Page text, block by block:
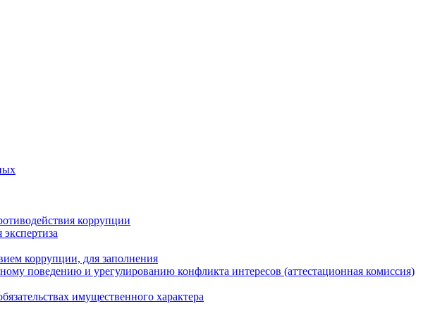
коррупции
коррупции, для заполнения
поведению и урегулированию конфликта интересов (аттестационная комиссия)
имущественного характера